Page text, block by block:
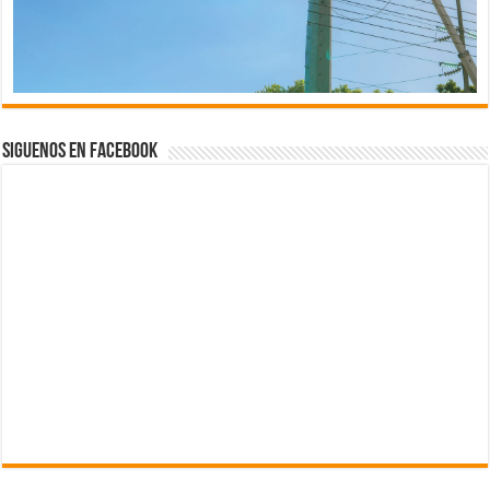
Siguenos en Facebook